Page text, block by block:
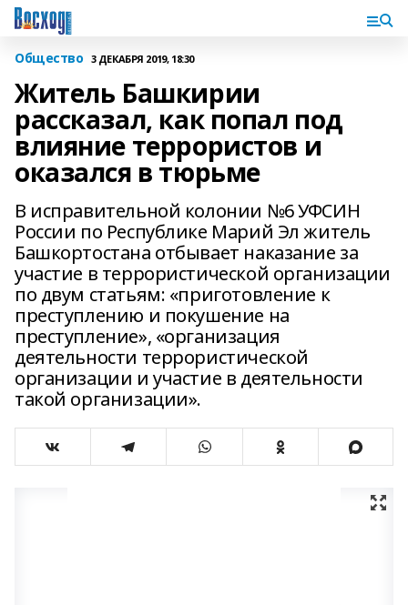
Общество 3 ДЕКАБРЯ 2019, 18:30
Житель Башкирии
рассказал, как попал под
влияние террористов и
оказался в тюрьме
В исправительной колонии №6 УФСИН
России по Республике Марий Эл житель
Башкортостана отбывает наказание за
участие в террористической организации
по двум статьям: «приготовление к
преступлению и покушение на
преступление», «организация
деятельности террористической
организации и участие в деятельности
такой организации».